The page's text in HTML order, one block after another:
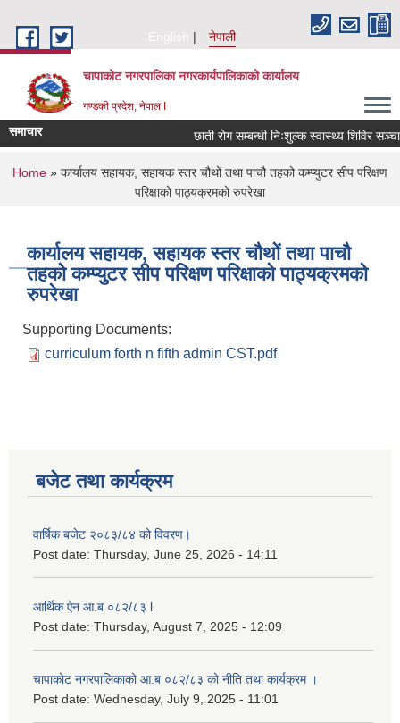
English
नेपाली
चापाकोट नगरपालिका नगरकार्यपालिकाको कार्यालय
गण्डकी प्रदेश, नेपाल I
समाचार छाती रोग सम्बन्धी निःशुल्क स्वास्थ्य शिविर
You are here
Home » कार्यालय सहायक, सहायक स्तर चौथों तथा पाचौ तहको कम्प्युटर सीप परिक्षण
परिक्षाको पाठ्यक्रमको रुपरेखा
कार्यालय सहायक, सहायक स्तर चौथों तथा पाचौ
तहको कम्प्युटर सीप परिक्षण परिक्षाको पाठ्यक्रमको
रुपरेखा
Supporting Documents:
curriculum forth n fifth admin CST.pdf
बजेट तथा कार्यक्रम
वार्षिक बजेट २०८३/८४ को विवरण।
Post date: Thursday, June 25, 2026 - 14:11
आर्थिक ऐन आ.ब ०८२/८३ l
Post date: Thursday, August 7, 2025 - 12:09
चापाकोट नगरपालिकाको आ.ब ०८२/८३ को नीति तथा कार्यक्रम ।
Post date: Wednesday, July 9, 2025 - 11:01